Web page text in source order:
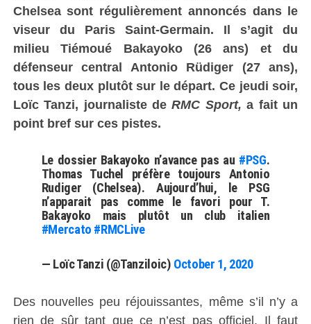
Chelsea sont régulièrement annoncés dans le
viseur du Paris Saint-Germain. Il s’agit du
milieu Tiémoué Bakayoko (26 ans) et du
défenseur central Antonio Rüdiger (27 ans),
tous les deux plutôt sur le départ. Ce jeudi soir,
Loïc Tanzi, journaliste deRMC Sport,a fait un
point bref sur ces pistes.
Le dossier Bakayoko n’avance pas au #PSG.
Thomas Tuchel préfère toujours Antonio
Rudiger (Chelsea). Aujourd’hui, le PSG
n’apparait pas comme le favori pour T.
Bakayoko mais plutôt un club italien
#Mercato #RMCLive
— Loïc Tanzi (@Tanziloic) October 1, 2020
Des nouvelles peu réjouissantes, même s’il n’y a
rien de sûr tant que ce n’est pas officiel. Il faut